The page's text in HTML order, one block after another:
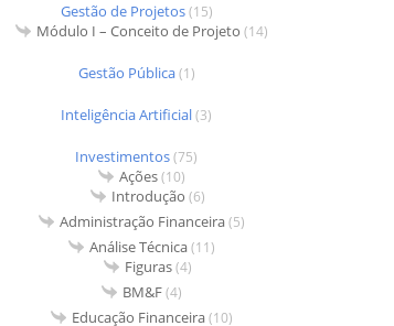
Gestão de Projetos(15)
Módulo I – Conceito de Projeto (14)
Gestão Pública(1)
Inteligência Artificial(3)
Investimentos(75)
Ações(10)
Introdução (6)
Administração Financeira(5)
Análise Técnica(11)
Figuras(4)
BM&F(4)
Educação Financeira(10)